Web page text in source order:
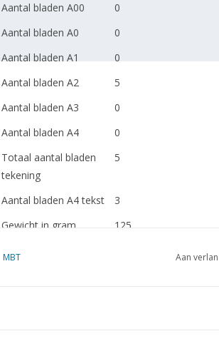
Aantal bladen A00
0
Aantal bladen A0
0
Aantal bladen A1
0
Aantal bladen A2
5
Aantal bladen A3
0
Aantal bladen A4
0
Totaal aantal bladen
tekening
5
Aantal bladen A4 tekst
3
Gewicht in gram
125
MBT Aan